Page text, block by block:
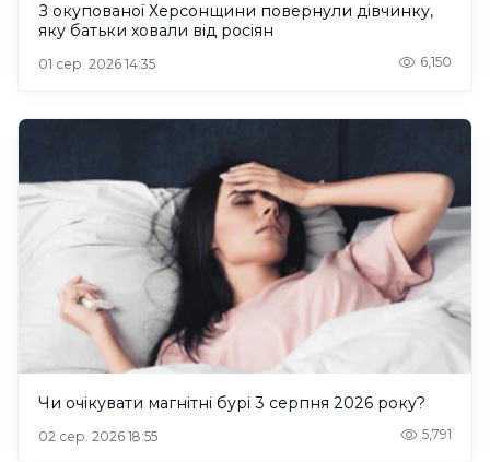
З окупованої Херсонщини повернули дівчинку,
яку батьки ховали від росіян
01 сер. 2026 14:35 6,150
Чи очікувати магнітні бурі 3 серпня 2026 року?
02 сер. 2026 18:55 5,791